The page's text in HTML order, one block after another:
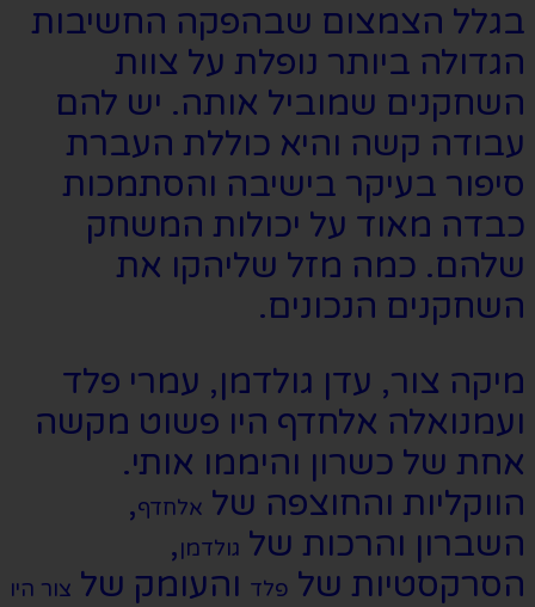
בגלל הצמצום שבהפקה החשיבות
הגדולה ביותר נופלת על צוות
השחקנים שמוביל אותה. יש להם
עבודה קשה והיא כוללת העברת
סיפור בעיקר בישיבה והסתמכות
כבדה מאוד על יכולות המשחק
שלהם. כמה מזל שליהקו את
השחקנים הנכונים.
מיקה צור, עדן גולדמן, עמרי פלד
ועמנואלה אלחדף היו פשוט מקשה
אחת של כשרון והיממו אותי.
הווקליות והחוצפה של אלחדף,
השברון והרכות של גולדמן,
הסרקסטיות של פלד והעומק של צור היו